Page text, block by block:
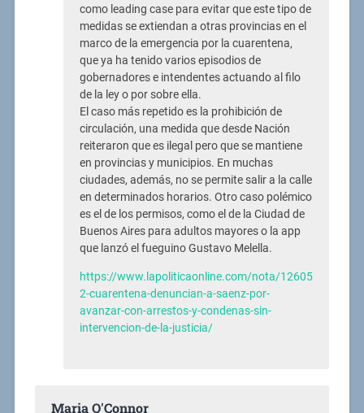
como leading case para evitar que este tipo de
medidas se extiendan a otras provincias en el
marco de la emergencia por la cuarentena,
que ya ha tenido varios episodios de
gobernadores e intendentes actuando al filo
de la ley o por sobre ella.
El caso más repetido es la prohibición de
circulación, una medida que desde Nación
reiteraron que es ilegal pero que se mantiene
en provincias y municipios. En muchas
ciudades, además, no se permite salir a la calle
en determinados horarios. Otro caso polémico
es el de los permisos, como el de la Ciudad de
Buenos Aires para adultos mayores o la app
que lanzó el fueguino Gustavo Melella.
https://www.lapoliticaonline.com/nota/12605
2-cuarentena-denuncian-a-saenz-por-
avanzar-con-arrestos-y-condenas-sin-
intervencion-de-la-justicia/
Maria O'Connor